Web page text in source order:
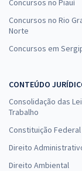
Concursos no Piauí
Concursos no Rio
Norte
Concursos em
CONTEÚDO
Consolidação das
Trabalho
Constituição Federal
Direito
Direito Ambiental